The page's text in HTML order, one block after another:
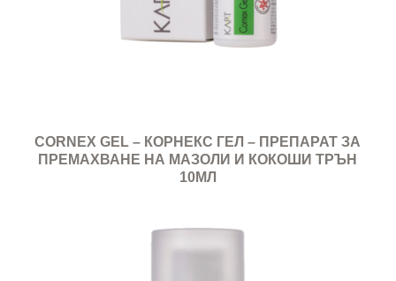
CORNEX GEL – КОРНЕКС ГЕЛ – ПРЕПАРАТ ЗА
ПРЕМАХВАНЕ НА МАЗОЛИ И КОКОШИ ТРЪН
10МЛ